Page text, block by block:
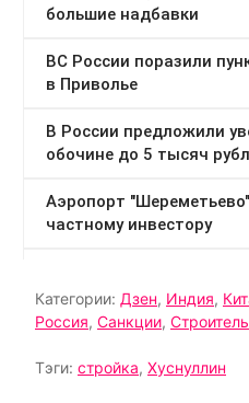
Категории: Дзен, Индия,
Россия, Санкции,
Тэги: стройка, Хуснуллин